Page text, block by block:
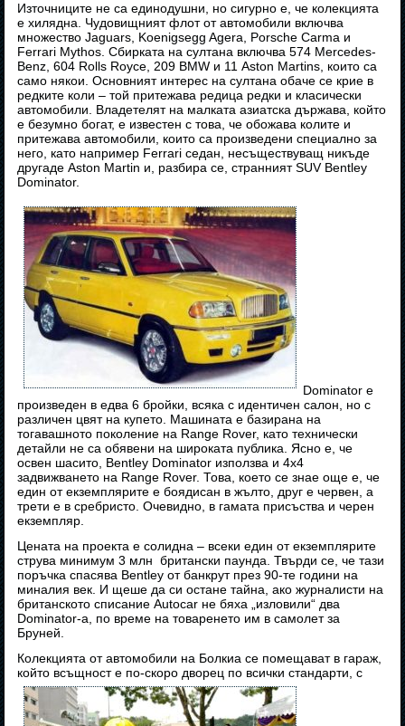
Източниците не са единодушни, но сигурно е, че колекцията
е хилядна. Чудовищният флот от автомобили включва
множество Jaguars, Koenigsegg Agera, Porsche Carma и
Ferrari Mythos. Сбирката на султана включва 574 Mercedes-
Benz, 604 Rolls Royce, 209 BMW и 11 Aston Martins, които са
само някои. Основният интерес на султана обаче се крие в
редките коли – той притежава редица редки и класически
автомобили. Владетелят на малката азиатска държава, който
е безумно богат, е известен с това, че обожава колите и
притежава автомобили, които са произведени специално за
него, като например Ferrari седан, несъществуващ никъде
другаде Aston Martin и, разбира се, странният SUV Bentley
Dominator.
Dominator е
произведен в едва 6 бройки, всяка с идентичен салон, но с
различен цвят на купето. Машината е базирана на
тогавашното поколение на Range Rover, като технически
детайли не са обявени на широката публика. Ясно е, че
освен шасито, Bentley Dominator използва и 4х4
задвижването на Range Rover. Това, което се знае още е, че
един от екземплярите е боядисан в жълто, друг е червен, а
трети е в сребристо. Очевидно, в гамата присъства и черен
екземпляр.
Цената на проекта е солидна – всеки един от екземплярите
струва минимум 3 млн британски паунда. Твърди се, че тази
поръчка спасява Bentley от банкрут през 90-те години на
миналия век. И щеше да си остане тайна, ако журналисти на
британското списание Autocar не бяха „изловили“ два
Dominator-а, по време на товаренето им в самолет за
Бруней.
Колекцията от автомобили на Болкиа се помещават в гараж,
който всъщност е по-скоро дворец по всички стандарти, с